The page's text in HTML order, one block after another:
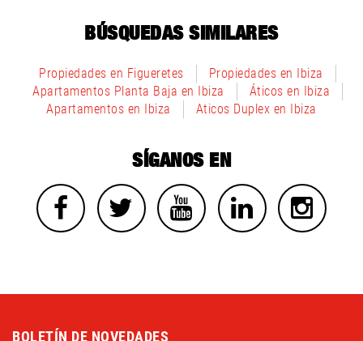
BÚSQUEDAS SIMILARES
Propiedades en Figueretes
Propiedades en Ibiza
Apartamentos Planta Baja en Ibiza
Áticos en Ibiza
Apartamentos en Ibiza
Aticos Duplex en Ibiza
SÍGANOS EN
BOLETÍN DE NOVEDADES